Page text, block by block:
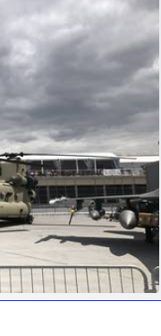
noms qu'aujourd'hui
espérantque ces
plu ; Agur…
trop loin pour moi !
ils présent au
année 2026 à tous et
voeux à tous pour
pour cette nouvelle